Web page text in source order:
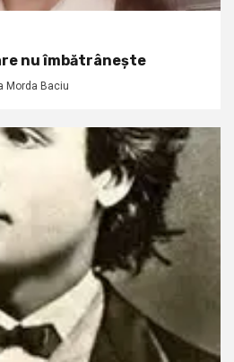
nu îmbătrânește
Morda Baciu